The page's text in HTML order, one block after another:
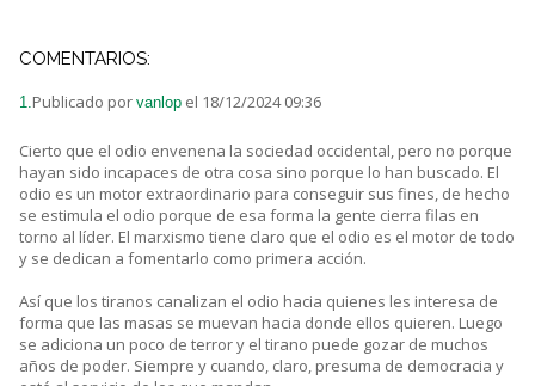
COMENTARIOS:
1.Publicado por vanlop el 18/12/2024 09:36
Cierto que el odio envenena la sociedad occidental, pero no porque
hayan sido incapaces de otra cosa sino porque lo han buscado. El
odio es un motor extraordinario para conseguir sus fines, de hecho
se estimula el odio porque de esa forma la gente cierra filas en
torno al líder. El marxismo tiene claro que el odio es el motor de todo
y se dedican a fomentarlo como primera acción.
Así que los tiranos canalizan el odio hacia quienes les interesa de
forma que las masas se muevan hacia donde ellos quieren. Luego
se adiciona un poco de terror y el tirano puede gozar de muchos
años de poder. Siempre y cuando, claro, presuma de democracia y